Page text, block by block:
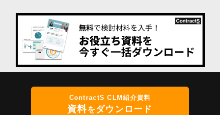
ContractS CLM紹介資料
資料をダウンロード